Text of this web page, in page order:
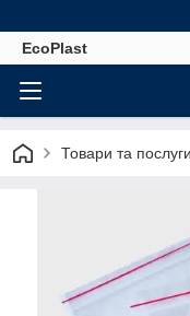
EcoPlast
Товари та послуги